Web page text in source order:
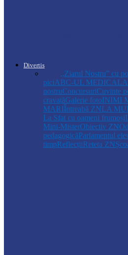
Divertis
,,Ziarul Nostru” cu
piciABC-UL MEDICAL
nostruConcursuriCuvinte
cravatăGalerie fotoINIMI
MARIÎntreabă ZNLA
La Sfat cu oameni frumoși
Mini-MisterObiectiv ZN
pedagogicăParlamentul
timpReflecțiiReteta ZN